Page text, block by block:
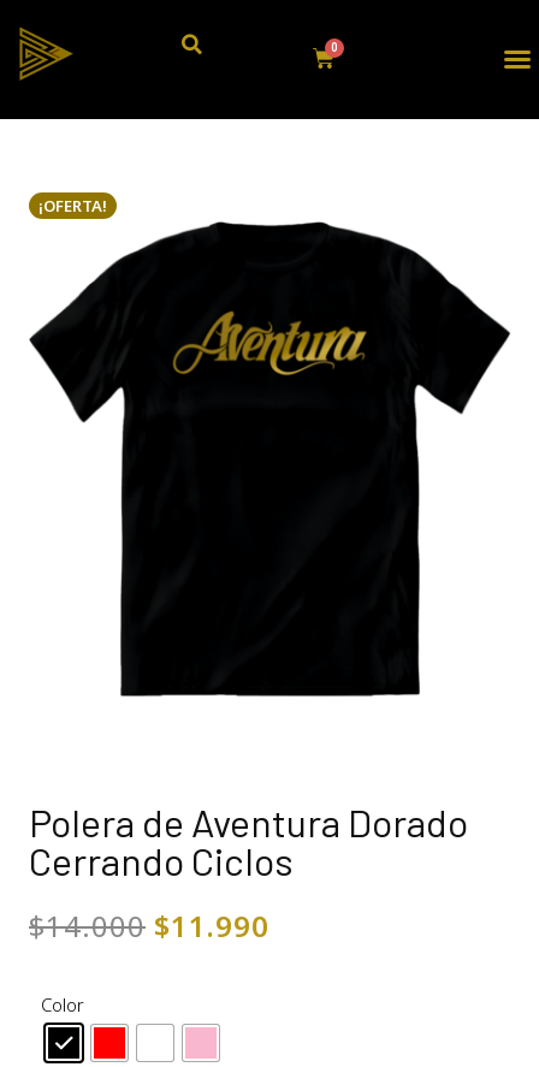
¡OFERTA!
Polera de Aventura Dorado
Cerrando Ciclos
$14.000 $11.990
Color